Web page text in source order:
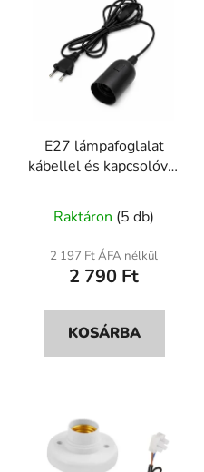
E27 lámpafoglalat
kábellel és kapcsolóval
Raktáron (5 db)
2 197 Ft ÁFA nélkül
2 790 Ft
KOSÁRBA